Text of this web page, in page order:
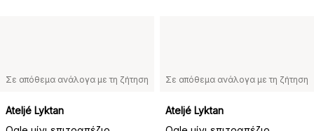
Σε απόθεμα ανάλογα με τη ζήτηση
Ateljé Lyktan
Σε απόθεμα ανάλογα με τη ζήτηση
Ateljé Lyktan